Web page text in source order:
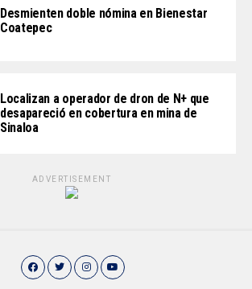
Desmienten doble nómina en Bienestar
Coatepec
Localizan a operador de dron de N+ que
desapareció en cobertura en mina de
Sinaloa
ADVERTISEMENT